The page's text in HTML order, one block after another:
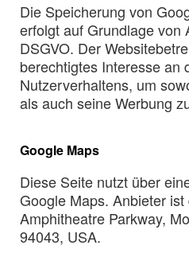
Die Speicherung von
erfolgt auf Grundlage von
DSGVO. Der
berechtigtes Interesse an
Nutzerverhaltens, um
als auch seine Werbung
Google Maps
Diese Seite nutzt über
Google Maps. Anbieter
Amphitheatre Parkway,
94043, USA.